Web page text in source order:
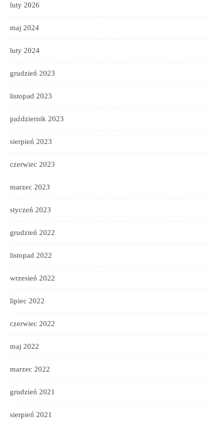
luty 2026
maj 2024
luty 2024
grudzień 2023
listopad 2023
październik 2023
sierpień 2023
czerwiec 2023
marzec 2023
styczeń 2023
grudzień 2022
listopad 2022
wrzesień 2022
lipiec 2022
czerwiec 2022
maj 2022
marzec 2022
grudzień 2021
sierpień 2021